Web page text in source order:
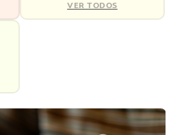
VER TODOS